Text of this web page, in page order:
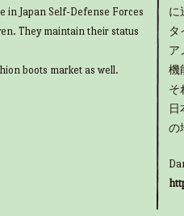
in Japan Self-Defense Forces
They maintain their status
boots market as well.
に
タ
ア
機
そ
の